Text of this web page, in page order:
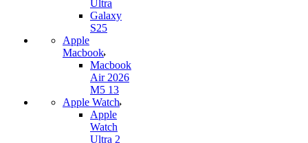
Ultra
Galaxy
S25
Apple
Macbook
Macbook
Air 2026
M5 13
Apple Watch
Apple
Watch
Ultra 2